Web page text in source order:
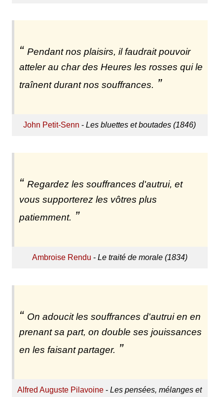
Pendant nos plaisirs, il faudrait pouvoir
atteler au char des Heures les rosses qui le
traînent durant nos souffrances.
John Petit-Senn -Les bluettes et boutades (1846)
Regardez les souffrances d'autrui, et
vous supporterez les vôtres plus
patiemment.
Ambroise Rendu - Le traité de morale (1834)
On adoucit les souffrances d'autrui en en
prenant sa part, on double ses jouissances
en les faisant partager.
Alfred Auguste Pilavoine -Les pensées, mélanges et